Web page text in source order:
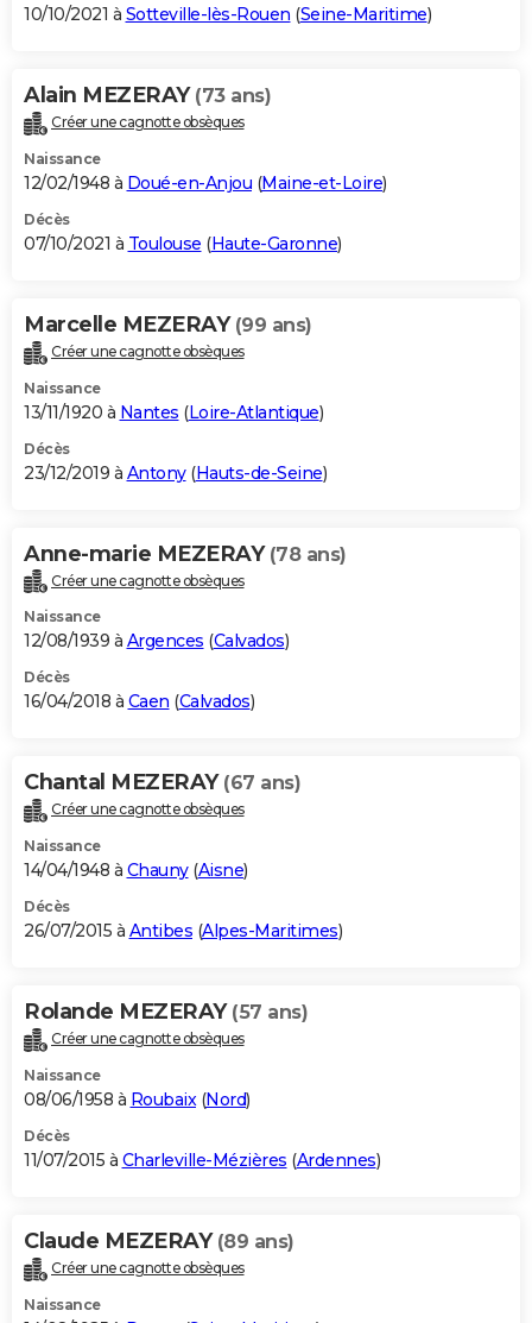
10/10/2021 à Sotteville-lès-Rouen (Seine-Maritime)
Alain MEZERAY (73 ans)
Créer une cagnotte obsèques
Naissance
12/02/1948 à Doué-en-Anjou (Maine-et-Loire)
Décès
07/10/2021 à Toulouse (Haute-Garonne)
Marcelle MEZERAY (99 ans)
Créer une cagnotte obsèques
Naissance
13/11/1920 à Nantes (Loire-Atlantique)
Décès
23/12/2019 à Antony(Hauts-de-Seine)
Anne-marie MEZERAY (78 ans)
Créer une cagnotte obsèques
Naissance
12/08/1939 à Argences (Calvados)
Décès
16/04/2018 à Caen (Calvados)
Chantal MEZERAY (67 ans)
Créer une cagnotte obsèques
Naissance
14/04/1948 à Chauny(Aisne)
Décès
26/07/2015 à Antibes (Alpes-Maritimes)
Rolande MEZERAY (57 ans)
Créer une cagnotte obsèques
Naissance
08/06/1958 à Roubaix(Nord)
Décès
11/07/2015 à Charleville-Mézières (Ardennes)
Claude MEZERAY (89 ans)
Créer une cagnotte obsèques
Naissance